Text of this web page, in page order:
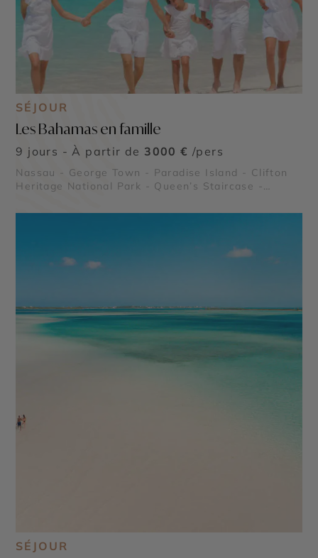
SÉJOUR
Les Bahamas en famille
9 jours - À partir de 3000 € /pers
Nassau - George Town - Paradise Island - Clifton
Heritage National Park - Queen’s Staircase -
SÉJOUR